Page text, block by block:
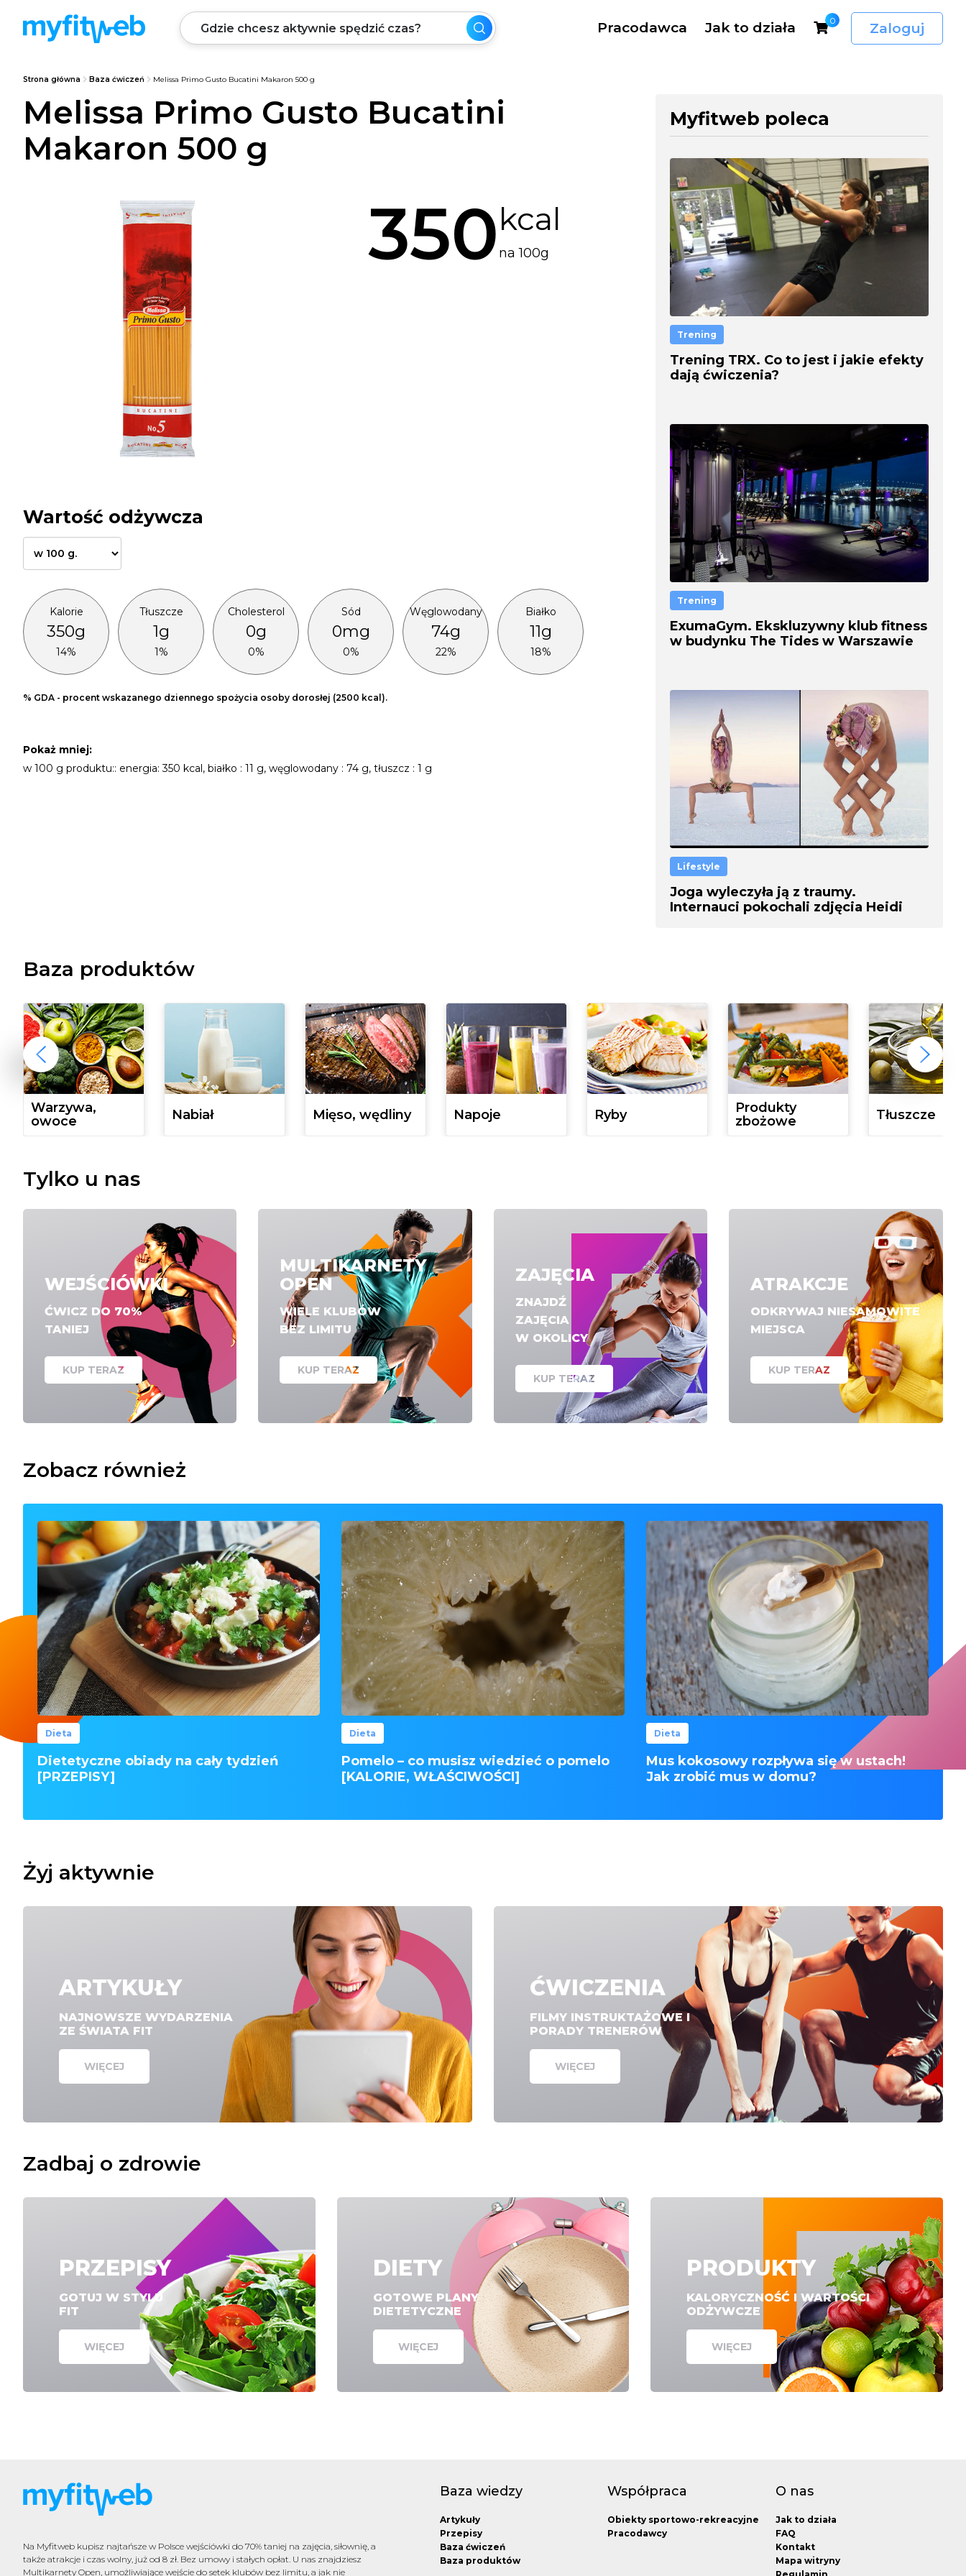
Pracodawca Jak to działa 0 Zaloguj
Strona główna Baza ćwiczeń Melissa Primo Gusto Bucatini Makaron 500 g
Melissa Primo Gusto Bucatini
Makaron 500 g
350kcal
na 100g
Wartość odżywcza
Kalorie
350g
14%
Tłuszcze
1g
1%
Cholesterol
0g
0%
Sód
0mg
0%
Węglowodany
74g
22%
Białko
11g
18%
% GDA - procent wskazanego dziennego spożycia osoby dorosłej (2500 kcal).
Pokaż mniej:
w 100 g produktu:: energia: 350 kcal, białko : 11 g, węglowodany : 74 g, tłuszcz : 1 g
Myfitweb poleca
Trening
Trening TRX. Co to jest i jakie efekty
dają ćwiczenia?
Trening
ExumaGym. Ekskluzywny klub fitness
w budynku The Tides w Warszawie
Lifestyle
Joga wyleczyła ją z traumy.
Internauci pokochali zdjęcia Heidi
Baza produktów
Warzywa,
owoce
Nabiał Mięso, wędliny Napoje Ryby
Produkty
zbożowe
Tłuszcze
Tylko u nas
WEJŚCIÓWKI
ĆWICZ DO 70%
TANIEJ
KUP TERAZ
MULTIKARNETY
OPEN
WIELE KLUBÓW
BEZ LIMITU
KUP TERAZ
ZAJĘCIA
ZNAJDŹ
ZAJĘCIA
W OKOLICY
KUP TERAZ
ATRAKCJE
ODKRYWAJ NIESAMOWITE
MIEJSCA
KUP TERAZ
Zobacz również
Dieta
Dietetyczne obiady na cały tydzień
[PRZEPISY]
Dieta
Pomelo – co musisz wiedzieć o pomelo
[KALORIE, WŁAŚCIWOŚCI]
Dieta
Mus kokosowy rozpływa się w ustach!
Jak zrobić mus w domu?
Żyj aktywnie
ARTYKUŁY
NAJNOWSZE WYDARZENIA
ZE ŚWIATA FIT
WIĘCEJ
ĆWICZENIA
FILMY INSTRUKTAŻOWE I
PORADY TRENERÓW
WIĘCEJ
Zadbaj o zdrowie
PRZEPISY
GOTUJ W STYLU
FIT
WIĘCEJ
DIETY
GOTOWE PLANY
DIETETYCZNE
WIĘCEJ
PRODUKTY
KALORYCZNOŚĆ I WARTOŚCI
ODŻYWCZE
WIĘCEJ
Na Myfitweb kupisz najtańsze w Polsce wejściówki do 70% taniej na zajęcia, siłownię, a
także atrakcje i czas wolny, już od 8 zł. Bez umowy i stałych opłat. U nas znajdziesz
Multikarnety Open, umożliwiające wejście do setek klubów bez limitu, a jak nie
Baza wiedzy
Artykuły
Przepisy
Baza ćwiczeń
Baza produktów
Współpraca
Obiekty sportowo-rekreacyjne
Pracodawcy
O nas
Jak to działa
FAQ
Kontakt
Mapa witryny